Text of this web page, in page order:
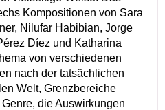
Kompositionen von Sara
Nilufar Habibian, Jorge
Díez und Katharina
von verschiedenen
nach der tatsächlichen
Welt, Grenzbereiche
die Auswirkungen